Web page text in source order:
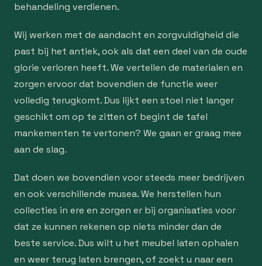
behandeling verdienen.
Wij werken met de aandacht en zorgvuldigheid die
past bij het antiek, ook als dat een deel van de oude
glorie verloren heeft. We vertellen de materialen en
zorgen ervoor dat bovendien de functie weer
volledig terugkomt. Dus lijkt een stoel niet langer
geschikt om op te zitten of begint de tafel
mankementen te vertonen? We gaan er graag mee
aan de slag.
Dat doen we bovendien voor steeds meer bedrijven
en ook verschillende musea. We herstellen hun
collecties in ere en zorgen er bij organisaties voor
dat ze kunnen rekenen op niets minder dan de
beste service. Dus wilt u het meubel laten ophalen
en weer terug laten brengen, of zoekt u naar een